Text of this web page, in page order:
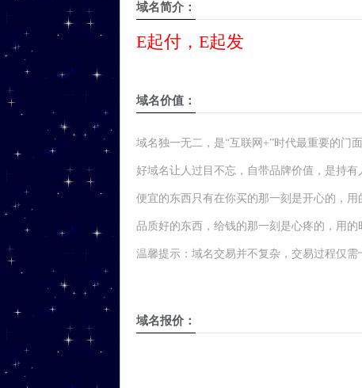
域名简介：
E起付，E起发
域名价值：
域名独一无二，是“互联网+”时代最重要的门
好域名让人过目不忘，自带品牌价值，是持有
便宜的东西只有在你买的那一刻是开心的，用
品质好的东西，给钱的那一刻是心疼的，用的
温馨提示：域名交易并不复杂，交易过程仅需
域名报价：